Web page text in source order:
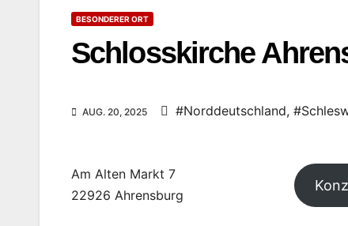
BESONDERER ORT
Schlosskirche
AUG. 20, 2025 #Norddeutschland,
Am Alten Markt 7
22926 Ahrensburg